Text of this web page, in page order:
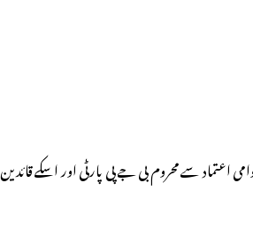
اعتماد سے محروم بی جے پی پارٹی اور اسکے قائدین